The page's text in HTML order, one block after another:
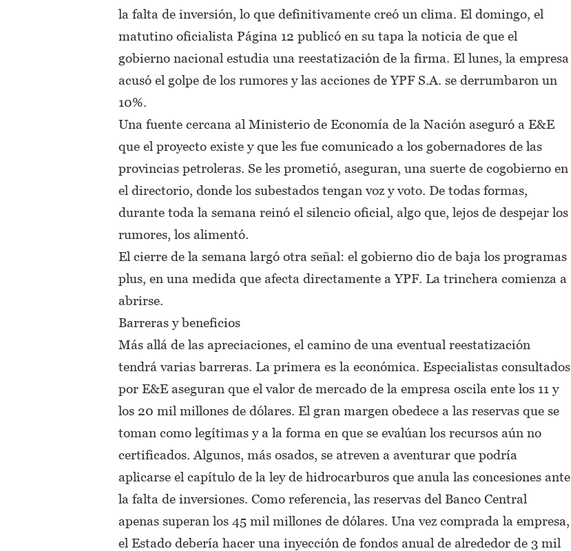
la falta de inversión, lo que definitivamente creó un clima. El domingo, el
matutino oficialista Página 12 publicó en su tapa la noticia de que el
gobierno nacional estudia una reestatización de la firma. El lunes, la empresa
acusó el golpe de los rumores y las acciones de YPF S.A. se derrumbaron un
10%.
Una fuente cercana al Ministerio de Economía de la Nación aseguró a E&E
que el proyecto existe y que les fue comunicado a los gobernadores de las
provincias petroleras. Se les prometió, aseguran, una suerte de cogobierno en
el directorio, donde los subestados tengan voz y voto. De todas formas,
durante toda la semana reinó el silencio oficial, algo que, lejos de despejar los
rumores, los alimentó.
El cierre de la semana largó otra señal: el gobierno dio de baja los programas
plus, en una medida que afecta directamente a YPF. La trinchera comienza a
abrirse.
Barreras y beneficios
Más allá de las apreciaciones, el camino de una eventual reestatización
tendrá varias barreras. La primera es la económica. Especialistas consultados
por E&E aseguran que el valor de mercado de la empresa oscila ente los 11 y
los 20 mil millones de dólares. El gran margen obedece a las reservas que se
toman como legítimas y a la forma en que se evalúan los recursos aún no
certificados. Algunos, más osados, se atreven a aventurar que podría
aplicarse el capítulo de la ley de hidrocarburos que anula las concesiones ante
la falta de inversiones. Como referencia, las reservas del Banco Central
apenas superan los 45 mil millones de dólares. Una vez comprada la empresa,
el Estado debería hacer una inyección de fondos anual de alrededor de 3 mil